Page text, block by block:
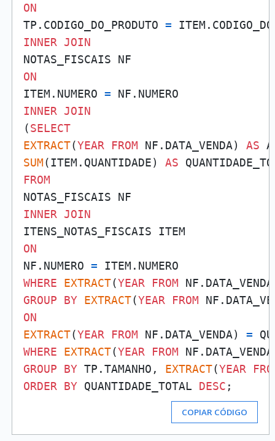
ON
TP.CODIGO_DO_PRODUTO =
INNER
JOIN
ON
ITEM.NUMERO =
INNER
JOIN
(SELECT
EXTRACT(YEAR FROM NF.DATA_VENDA) AS
SUM(ITEM.QUANTIDADE) AS
FROM
INNER
JOIN
ON
NF.NUMERO =
WHERE
EXTRACT(YEAR FROM
GROUP
BY EXTRACT(YEAR
FROM
ON
EXTRACT(YEAR FROM NF.DATA_VENDA) =
WHERE
EXTRACT(YEAR FROM
GROUP
BY TP.TAMANHO, EXTRACT(YEAR
ORDER
BY QUANTIDADE_TOTAL DESC
COPIAR CÓDIGO